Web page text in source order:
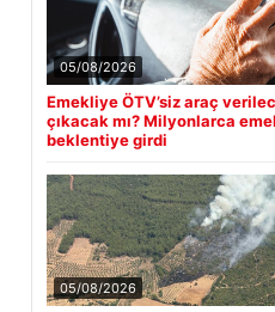
05/08/2026
Emekliye ÖTV’siz araç
çıkacak mı? Milyonlarca
beklentiye girdi
05/08/2026